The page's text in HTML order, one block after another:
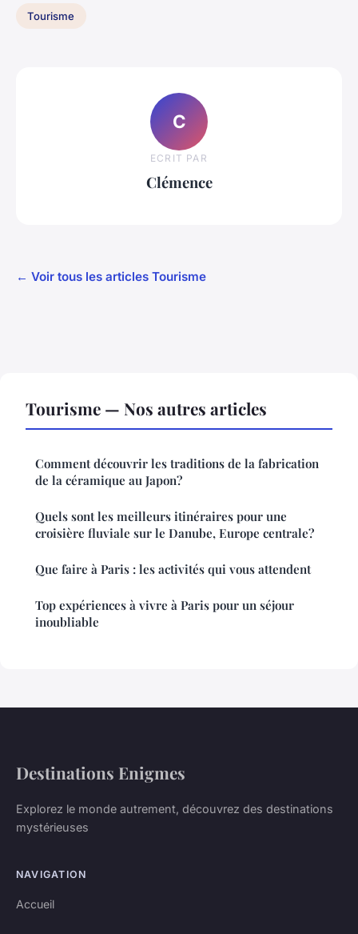
Tourisme
C
ECRIT PAR
Clémence
← Voir tous les articles Tourisme
Tourisme — Nos autres articles
Comment découvrir les traditions de la fabrication
de la céramique au Japon?
Quels sont les meilleurs itinéraires pour une
croisière fluviale sur le Danube, Europe centrale?
Que faire à Paris : les activités qui vous attendent
Top expériences à vivre à Paris pour un séjour
inoubliable
Destinations Enigmes
Explorez le monde autrement, découvrez des destinations
mystérieuses
NAVIGATION
Accueil